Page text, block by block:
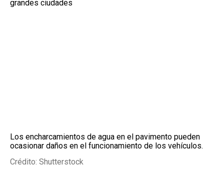
Los encharcamientos de agua en el pavimento pueden
ocasionar daños en el funcionamiento de los vehículos.
Crédito: Shutterstock